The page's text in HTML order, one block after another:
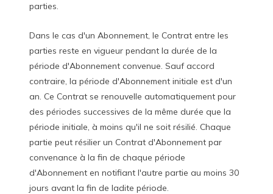
parties.
Dans le cas d'un Abonnement, le Contrat entre les
parties reste en vigueur pendant la durée de la
période d'Abonnement convenue. Sauf accord
contraire, la période d'Abonnement initiale est d'un
an. Ce Contrat se renouvelle automatiquement pour
des périodes successives de la même durée que la
période initiale, à moins qu'il ne soit résilié. Chaque
partie peut résilier un Contrat d'Abonnement par
convenance à la fin de chaque période
d'Abonnement en notifiant l'autre partie au moins 30
jours avant la fin de ladite période.